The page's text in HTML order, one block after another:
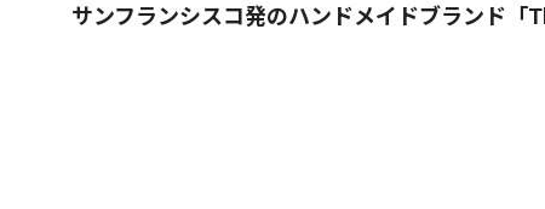
サンフランシスコ発のハンドメイドブランド「